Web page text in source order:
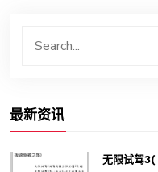
最新资讯
无限试驾3(